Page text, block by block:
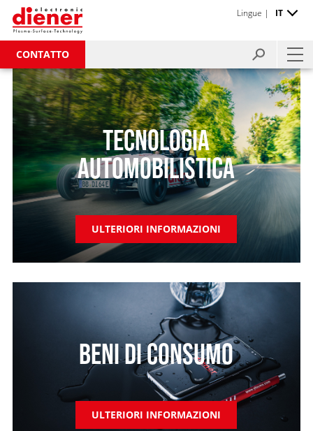
CONTATTO
Lingue | IT
TECNOLOGIA
AUTOMOBILISTICA
ULTERIORI INFORMAZIONI
BENI DI CONSUMO
ULTERIORI INFORMAZIONI